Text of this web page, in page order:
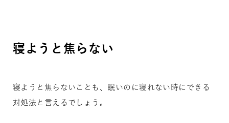
寝ようと焦らない
寝ようと焦らないことも、眠いのに寝れない時にできる
対処法と言えるでしょう。